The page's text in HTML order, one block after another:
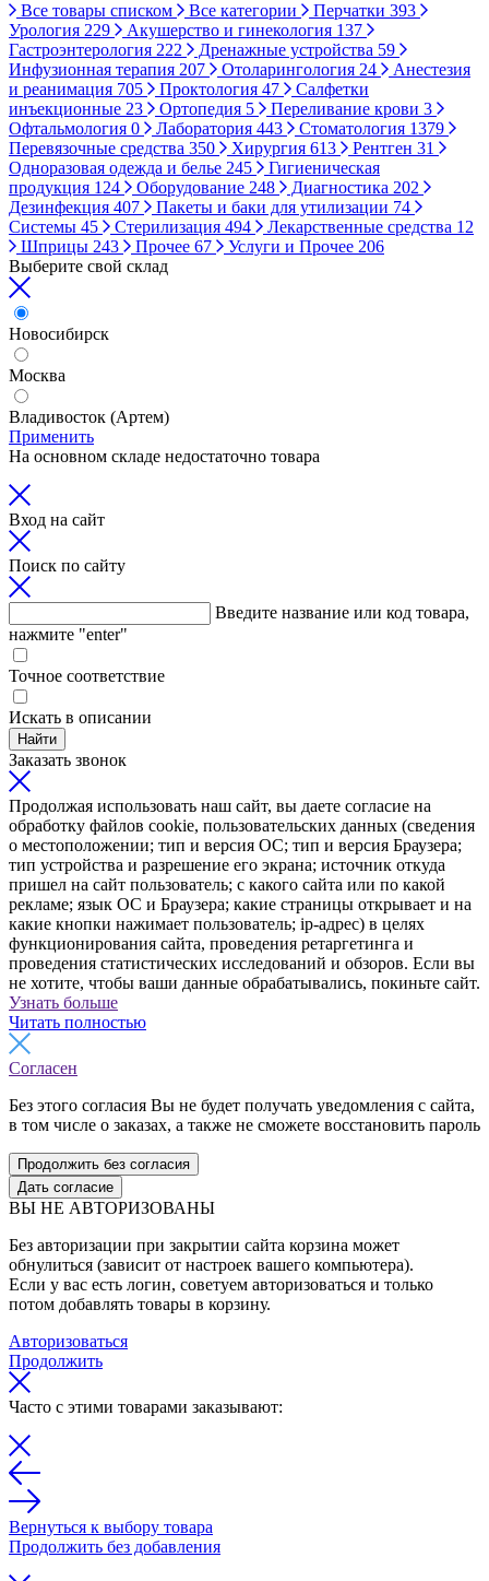
Все товары списком Все категории Перчатки 393
Урология 229 Акушерство и гинекология 137
Гастроэнтерология 222 Дренажные устройства 59
Инфузионная терапия 207 Отоларингология 24
Анестезия
и реанимация 705 Проктология 47
Салфетки
инъекционные 23 Ортопедия 5 Переливание крови 3
Офтальмология 0 Лаборатория 443 Стоматология 1379
Перевязочные средства 350 Хирургия 613 Рентген 31
Одноразовая одежда и белье 245
Гигиеническая
продукция 124 Оборудование 248 Диагностика 202
Дезинфекция 407 Пакеты и баки для утилизации 74
Системы 45 Стерилизация 494 Лекарственные средства 12
Шприцы 243 Прочее 67 Услуги и Прочее 206
Выберите свой склад
Новосибирск
Москва
Владивосток (Артем)
Применить
На основном складе недостаточно товара
Вход на сайт
Поиск по сайту
Введите название или код товара,
нажмите "enter"
Точное соответствие
Искать в описании
Найти
Заказать звонок
Продолжая использовать наш сайт, вы даете согласие на
обработку файлов cookie, пользовательских данных (сведения
о местоположении; тип и версия ОС; тип и версия Браузера;
тип устройства и разрешение его экрана; источник откуда
пришел на сайт пользователь; с какого сайта или по какой
рекламе; язык ОС и Браузера; какие страницы открывает и на
какие кнопки нажимает пользователь; ip-адрес) в целях
функционирования сайта, проведения ретаргетинга и
проведения статистических исследований и обзоров. Если вы
не хотите, чтобы ваши данные обрабатывались, покиньте сайт.
Узнать больше
Читать полностью
Согласен
Без этого согласия Вы не будет получать уведомления с сайта,
в том числе о заказах, а также не сможете восстановить пароль
Продолжить без согласия
Дать согласие
ВЫ НЕ АВТОРИЗОВАНЫ
Без авторизации при закрытии сайта корзина может
обнулиться (зависит от настроек вашего компьютера).
Если у вас есть логин, советуем авторизоваться и только
потом добавлять товары в корзину.
Авторизоваться
Продолжить
Часто с этими товарами заказывают:
Вернуться к выбору товара
Продолжить без добавления